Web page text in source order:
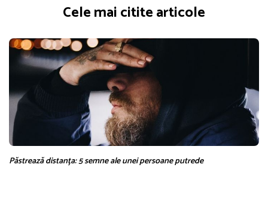
Cele mai citite articole
Păstrează distanța: 5 semne ale unei persoane putrede